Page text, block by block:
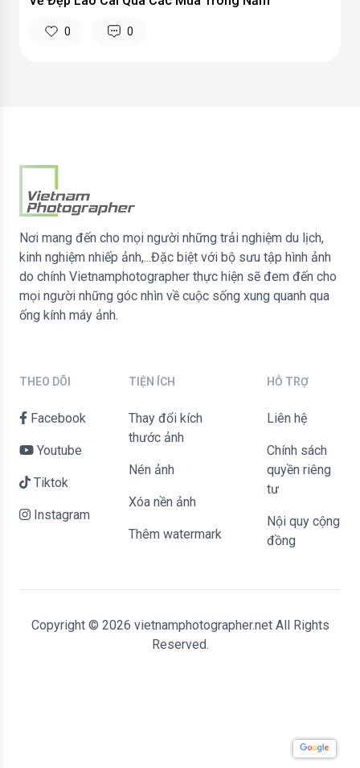
0 0
Nơi mang đến cho mọi người những trải nghiệm du lịch,
kinh nghiệm nhiếp ảnh,...Đặc biệt với bộ sưu tập hình ảnh
do chính Vietnamphotographer thực hiện sẽ đem đến cho
mọi người những góc nhìn về cuộc sống xung quanh qua
ống kính máy ảnh.
THEO DÕI
Facebook
Youtube
Tiktok
Instagram
TIỆN ÍCH
Thay đổi kích
thước ảnh
Nén ảnh
Xóa nền ảnh
Thêm watermark
HỖ TRỢ
liên hệ
Chính sách
quyền riêng
tư
Nội quy cộng
đồng
Copyright © 2026 vietnamphotographer.net All Rights
Reserved.